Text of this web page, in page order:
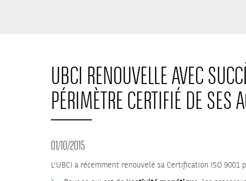
UBCI RENOUVELLE AVEC
PÉRIMÈTRE CERTIFIÉ DE SES
01/10/2015
L’UBCI a récemment renouvelé sa Certification ISO